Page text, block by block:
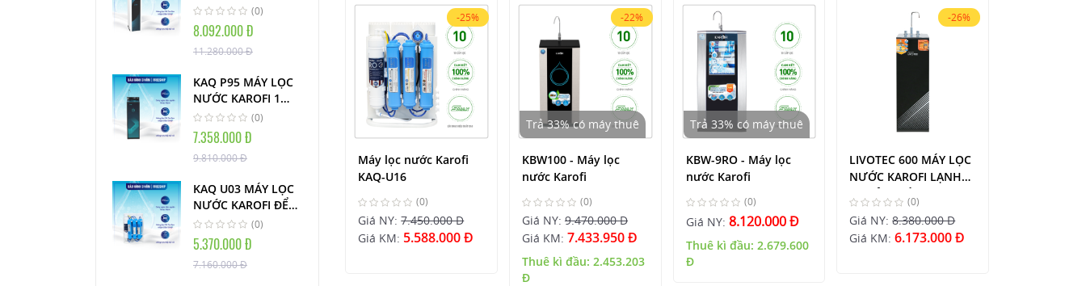
NÓNG LẠNH
AIOTEC THÔNG
MINH
(0)
8.092.000 Đ
11.280.000 Đ
KAQ P95 MÁY LỌC
NƯỚC KAROFI 1
VÒI AIOTEC THÔNG
MINH
(0)
7.358.000 Đ
9.810.000 Đ
KAQ U03 MÁY LỌC
NƯỚC KAROFI ĐỂ
GẦM TỦ
(0)
5.370.000 Đ
7.160.000 Đ
-25%
Máy lọc nước Karofi
KAQ-U16
(0)
Giá NY:7.450.000 Đ
Giá KM: 5.588.000 Đ
-22%
Trả 33% có máy thuê
KBW100 - Máy lọc
nước Karofi
(0)
Giá NY: 9.470.000 Đ
Giá KM: 7.433.950 Đ
Thuê kì đầu: 2.453.203
Đ
Trả 33% có máy thuê
KBW-9RO - Máy lọc
nước Karofi
(0)
Giá NY: 8.120.000 Đ
Thuê kì đầu: 2.679.600
Đ
-26%
LIVOTEC 600 MÁY LỌC
NƯỚC KAROFI LẠNH
NGUỘI 1 VÒI
(0)
Giá NY:8.380.000 Đ
Giá KM:6.173.000 Đ